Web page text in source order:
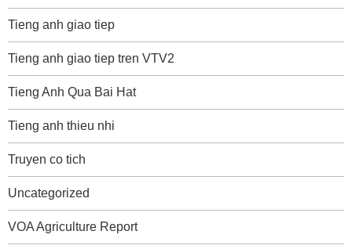
Tieng anh giao tiep
Tieng anh giao tiep tren VTV2
Tieng Anh Qua Bai Hat
Tieng anh thieu nhi
Truyen co tich
Uncategorized
VOA Agriculture Report